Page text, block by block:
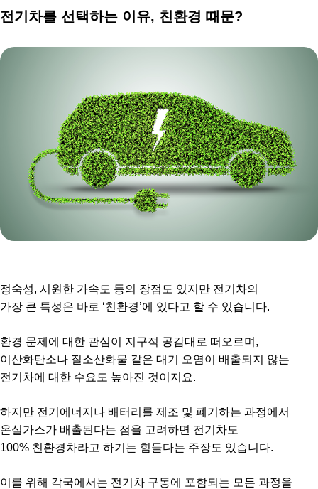
전기차를 선택하는 이유, 친환경 때문?
정숙성, 시원한 가속도 등의 장점도 있지만 전기차의
가장 큰 특성은 바로 ‘친환경’에 있다고 할 수 있습니다.
환경 문제에 대한 관심이 지구적 공감대로 떠오르며,
이산화탄소나 질소산화물 같은 대기 오염이 배출되지 않는
전기차에 대한 수요도 높아진 것이지요.
하지만 전기에너지나 배터리를 제조 및 폐기하는 과정에서
온실가스가 배출된다는 점을 고려하면 전기차도
100% 친환경차라고 하기는 힘들다는 주장도 있습니다.
이를 위해 각국에서는 전기차 구동에 포함되는 모든 과정을